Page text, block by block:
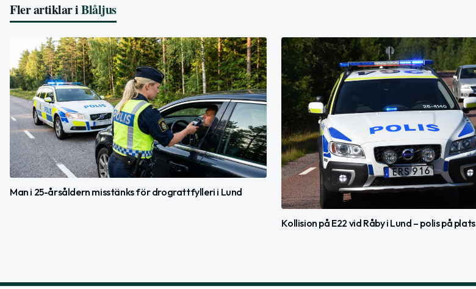
Fler artiklar iBlåljus
Man i 25-årsåldern misstänks för drograttfylleri i Lund
Kollision på E22 vid Råby i Lund – polis på plats